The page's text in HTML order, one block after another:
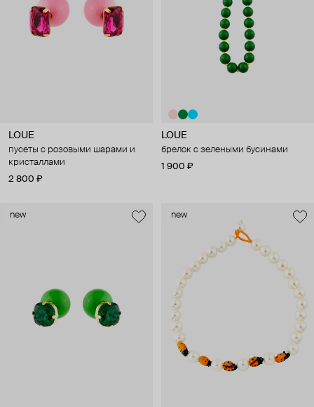
LOUE
пусеты с розовыми шарами и
кристаллами
2 800 ₽
LOUE
брелок с зелеными бусинами
1 900 ₽
new new